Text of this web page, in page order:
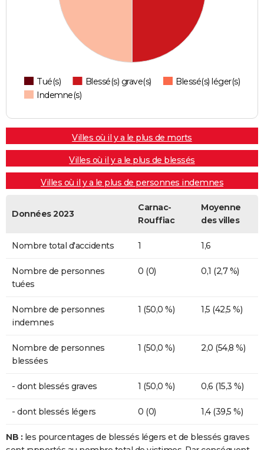
Tué(s) Blessé(s) grave(s)
Blessé(s) léger(s)
Indemne(s)
Villes où il y a le plus de morts
Villes où il y a le plus de blessés
Villes où il y a le plus de personnes indemnes
Données 2023
Carnac-
Rouffiac
Moyenne
des villes
Nombre total d'accidents 1 1,6
Nombre de personnes
tuées
0 (0) 0,1 (2,7 %)
Nombre de personnes
indemnes
1 (50,0 %) 1,5 (42,5 %)
Nombre de personnes
blessées
1 (50,0 %) 2,0 (54,8 %)
- dont blessés graves 1 (50,0 %) 0,6 (15,3 %)
- dont blessés légers 0 (0) 1,4 (39,5 %)
NB : les pourcentages de blessés légers et de blessés graves